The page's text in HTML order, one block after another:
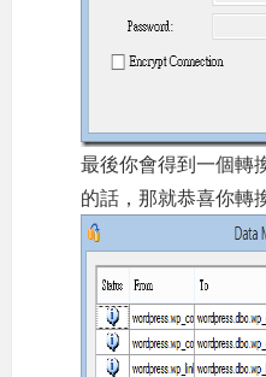
最後你會得到一個轉
的話，那就恭喜你轉